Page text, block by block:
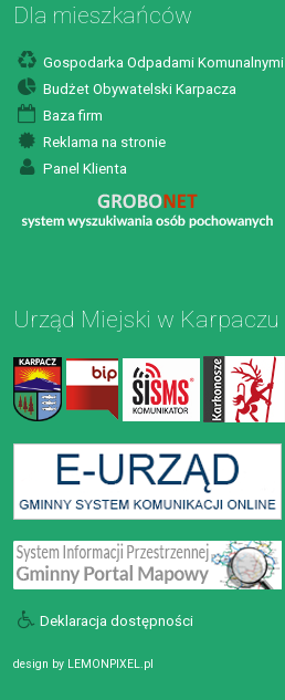
Dla mieszkańców
Gospodarka Odpadami Komunalnymi
Budżet Obywatelski Karpacza
Baza firm
Reklama na stronie
Panel Klienta
Urząd Miejski w Karpaczu
Deklaracja dostępności
design by LEMONPIXEL.pl